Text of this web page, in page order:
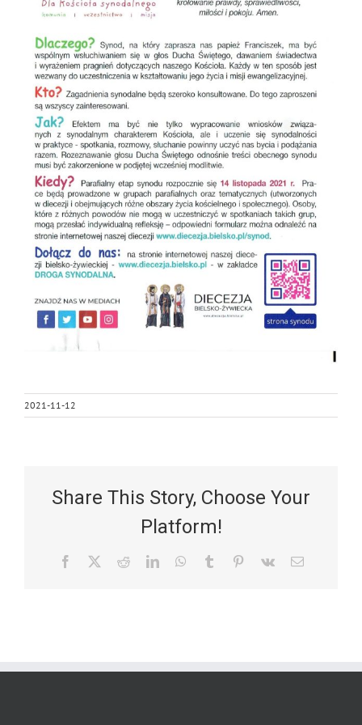
2021-11-12
Share This Story, Choose Your
Platform!
Facebook RedditLinkedInWhatsApp
Tumblr Pinterest
Vk Email